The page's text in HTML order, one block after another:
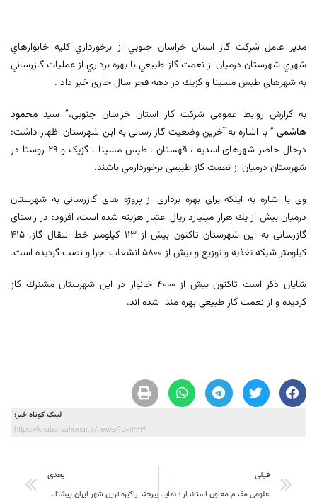
مدير عامل شركت گاز استان خراسان جنوبي از برخورداري كليه خانوارهاي
شهري شهرستان درميان از نعمت گاز طبيعي با بهره برداري از عمليات گازرساني
به شهرهاي طبس مسينا و گزيك در دهه فجر سال جاری خبر داد .
به گزارش روابط عمومی شرکت گاز استان خراسان جنوبی،” سید محمود
هاشمی ” با اشاره به آخرین وضعیت گاز رسانی به این شهرستان اظهار داشت:
درحال حاضر شهرهای اسدیه ، قهستان ، طبس مسینا ، گزیک و 29 روستا در
شهرستان درمیان از نعمت گاز طبیعی برخوردارمي باشند.
وی با اشاره به اینکه برای بهره برداری از پروژه های گازرسانی به شهرستان
درمیان بیش از يك هزار میلیارد ریال اعتبار هزینه شده است، افزود: در راستای
گازرسانی به این شهرستان تاکنون بیش از 113 کیلومتر خط انتقال گاز، 415
کیلومتر شبکه تغذیه و توزیع و بیش از 5800 انشعاب اجرا و نصب گردیده است.
شايان ذكر است تاكنون بیش از 4000 خانوار در این شهرستان مشترك گاز
گرديده و از نعمت گاز طبیعی بهره مند شده اند.
لینک کوتاه خبر:
https://khabarvahonar.ir/news/?p=14429
قبلی
علومی مقدم معاون استاندار : نمایشگاه نوروزگاه ایران در مشهد پتانسیل خوب معرفی توانمندی های استان در حوزه گردشگری وصنایع دستی
بعدی
بیرجند پاکیزه ترین شهر ایران پیشتاز در کاشت لاله ،کاشت 14000 پیاز گل لاله در سطح شهر